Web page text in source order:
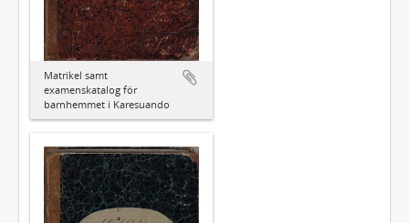
Matrikel samt
examenskatalog för
barnhemmet i Karesuando